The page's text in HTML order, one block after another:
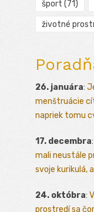
šport (71)
životné
26. januára:
menštruácie
napriek tomu
17. decembra:
mali neustále
svoje kurikulá,
24. októbra:
prostredí sa